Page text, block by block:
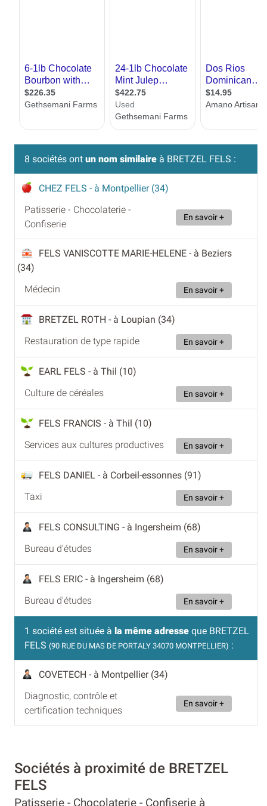
8 sociétés ont un nom similaire à BRETZEL FELS :
CHEZ FELS - à Montpellier (34)
Patisserie - Chocolaterie -
Confiserie
En savoir +
FELS VANISCOTTE MARIE-HELENE - à Beziers
(34)
Médecin
En savoir +
BRETZEL ROTH - à Loupian (34)
Restauration de type rapide
En savoir +
EARL FELS - à Thil (10)
Culture de céréales
En savoir +
FELS FRANCIS - à Thil (10)
Services aux cultures productives
En savoir +
FELS DANIEL - à Corbeil-essonnes (91)
Taxi
En savoir +
FELS CONSULTING - à Ingersheim (68)
Bureau d'études
En savoir +
FELS ERIC - à Ingersheim (68)
Bureau d'études
En savoir +
1 société est située à la même adresse que BRETZEL
FELS (90 RUE DU MAS DE PORTALY 34070 MONTPELLIER) :
COVETECH - à Montpellier (34)
Diagnostic, contrôle et
certification techniques
En savoir +
Sociétés à proximité de BRETZEL
FELS
Patisserie - Chocolaterie - Confiserie à